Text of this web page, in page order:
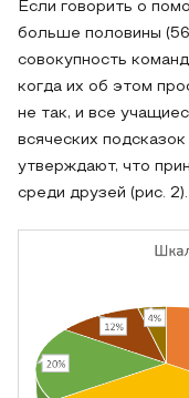
Если говорить о
больше половины
совокупность
когда их об этом
не так, и все
всяческих
утверждают, что
среди друзей (рис. 2).